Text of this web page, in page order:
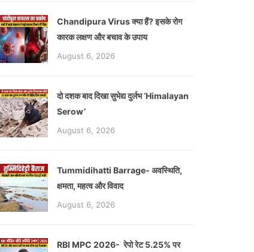
Chandipura Virus क्या हैं? इसके रोग
कारक लक्षण और बचाव के उपाय
August 6, 2026
दो दशक बाद दिखा सुभेद्य दुर्लभ ‘Himalayan
Serow’
August 6, 2026
Tummidihatti Barrage- अवस्थिति,
क्षमता, महत्व और विवाद
August 6, 2026
RBI MPC 2026- रेपो रेट 5.25% पर